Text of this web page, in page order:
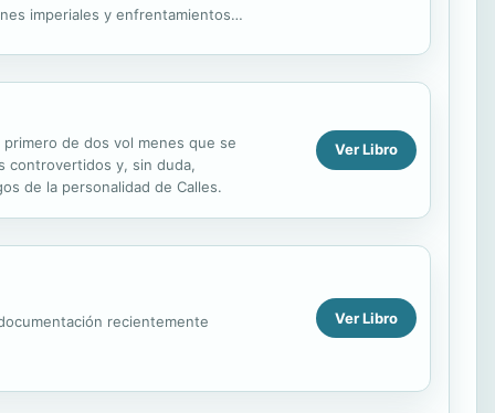
imperiales y enfrentamientos
de dos vol menes que se
controvertidos y, sin duda,
de la personalidad de Calles.
Ver Libro
recientemente Ver Libro